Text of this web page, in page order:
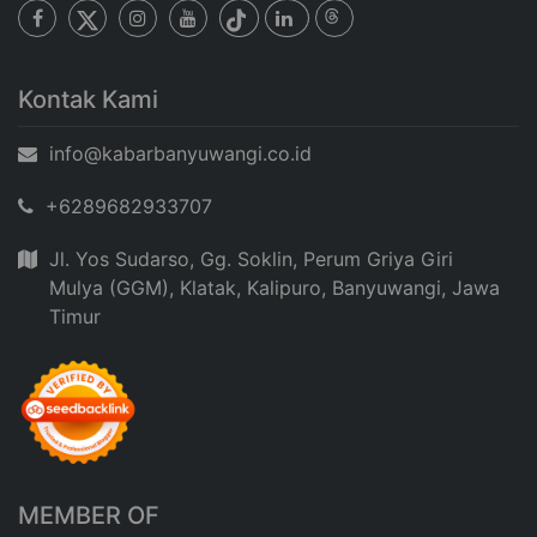
Kontak Kami
info@kabarbanyuwangi.co.id
+6289682933707
Jl. Yos Sudarso, Gg. Soklin, Perum Griya Giri
Mulya (GGM), Klatak, Kalipuro, Banyuwangi, Jawa
Timur
MEMBER OF